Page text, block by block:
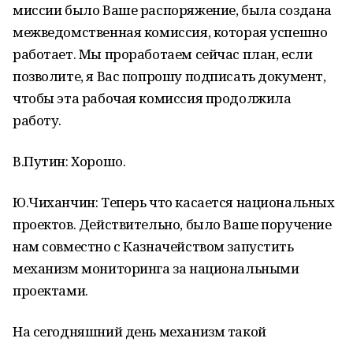
миссии было Ваше распоряжение, была создана
межведомственная комиссия, которая успешно
работает. Мы проработаем сейчас план, если
позволите, я Вас попрошу подписать документ,
чтобы эта рабочая комиссия продолжила
работу.
В.Путин: Хорошо.
Ю.Чиханчин: Теперь что касается национальных
проектов. Действительно, было Ваше поручение
нам совместно с Казначейством запустить
механизм мониторинга за национальными
проектами.
На сегодняшний день механизм такой